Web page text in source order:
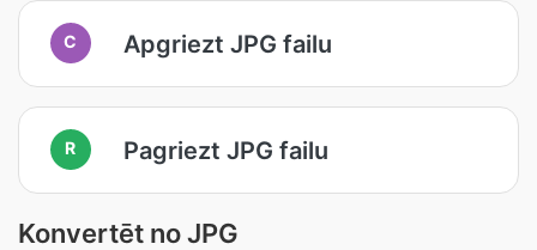
C Apgriezt JPG failu
R Pagriezt JPG failu
Konvertēt no JPG